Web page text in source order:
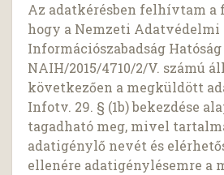
Az adatkérésben felhívtam a
hogy a Nemzeti Adatvédelmi
Információszabadság Hatóság
NAIH/2015/4710/2/V. számú
következően a megküldött
Infotv. 29. § (1b) bekezdése
tagadható meg, mivel
adatigénylő nevét és
ellenére adatigénylésemre a